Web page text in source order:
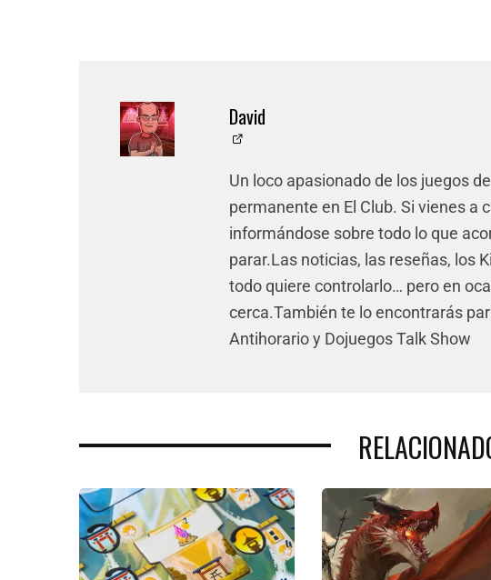
David
Un loco apasionado de los juegos
permanente en El Club. Si vienes a
informándose sobre todo lo que
parar.Las noticias, las reseñas, los
todo quiere controlarlo… pero en
cerca.También te lo encontrarás
Antihorario y Dojuegos Talk Show